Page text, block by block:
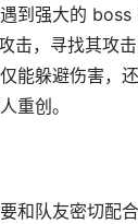
到强大的 boss
击，寻找其攻击
能躲避伤害，
重创。
和队友密切配